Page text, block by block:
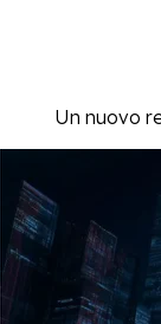
Un nuovo